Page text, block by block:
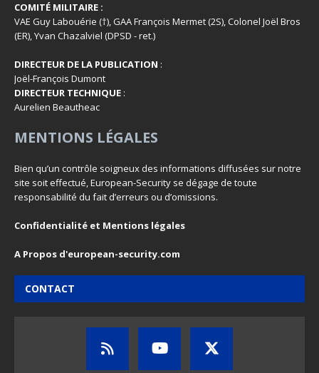
COMITÉ MILITAIRE :
VAE Guy Labouérie (†), GAA François Mermet (2S), Colonel Joël Bros
(ER), Yvan Chazalviel (DPSD - ret.)
DIRECTEUR DE LA PUBLICATION :
Joël-François Dumont
DIRECTEUR TECHNIQUE :
Aurelien Beautheac
MENTIONS LÉGALES
Bien qu’un contrôle soigneux des informations diffusées sur notre
site soit effectué, European-Security se dégage de toute
responsabilité du fait d’erreurs ou d’omissions.
Confidentialité et Mentions légales
A Propos d'european-security.com
CONTACT